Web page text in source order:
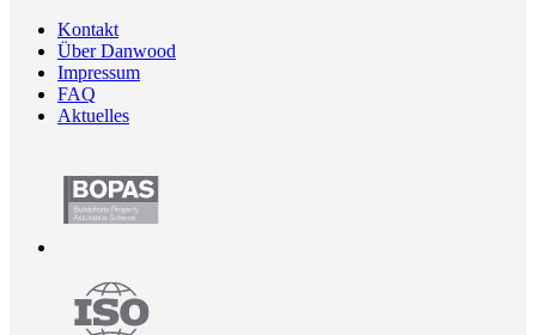
Kontakt
Über Danwood
Impressum
FAQ
Aktuelles